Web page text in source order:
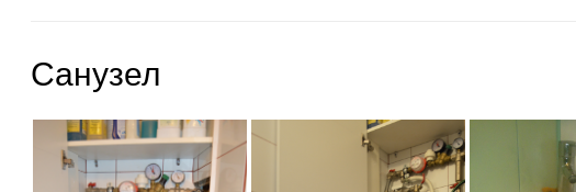
Санузел